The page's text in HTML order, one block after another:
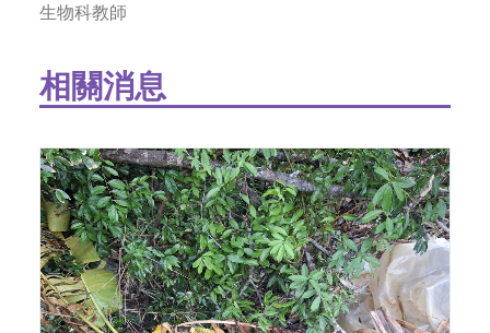
生物科教師
相關消息